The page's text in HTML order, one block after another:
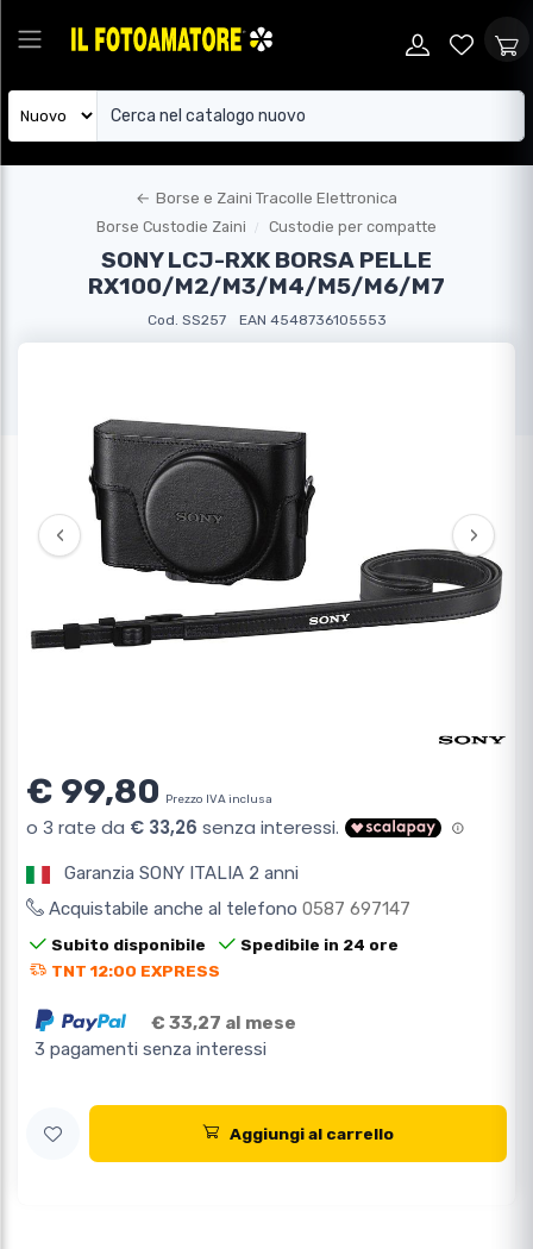
← Borse e Zaini Tracolle Elettronica
Borse Custodie Zaini
Custodie per compatte
SONY LCJ-RXK BORSA PELLE
RX100/M2/M3/M4/M5/M6/M7
Cod. SS257 EAN 4548736105553
‹ ›
€ 99,80 Prezzo IVA inclusa
Garanzia SONY ITALIA 2 anni
Acquistabile anche al telefono 0587 697147
Subito disponibile
Spedibile in 24 ore
TNT 12:00 EXPRESS
€ 33,27 al mese
3 pagamenti senza interessi
Aggiungi al carrello